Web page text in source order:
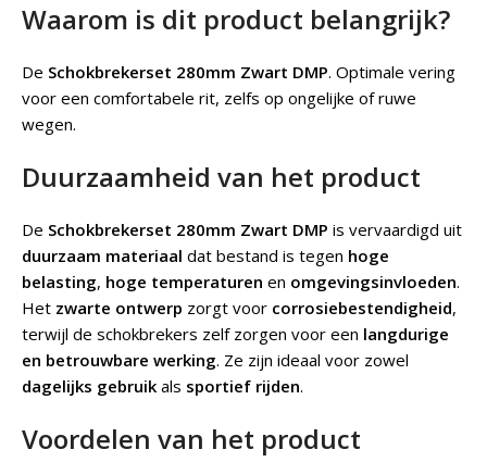
Waarom is dit product belangrijk?
De Schokbrekerset 280mm Zwart DMP. Optimale vering
voor een comfortabele rit, zelfs op ongelijke of ruwe
wegen.
Duurzaamheid van het product
De Schokbrekerset 280mm Zwart DMP is vervaardigd uit
duurzaam materiaal dat bestand is tegen hoge
belasting, hoge temperaturen en omgevingsinvloeden.
Het zwarte ontwerp zorgt voor corrosiebestendigheid,
terwijl de schokbrekers zelf zorgen voor een langdurige
en betrouwbare werking. Ze zijn ideaal voor zowel
dagelijks gebruik als sportief rijden.
Voordelen van het product